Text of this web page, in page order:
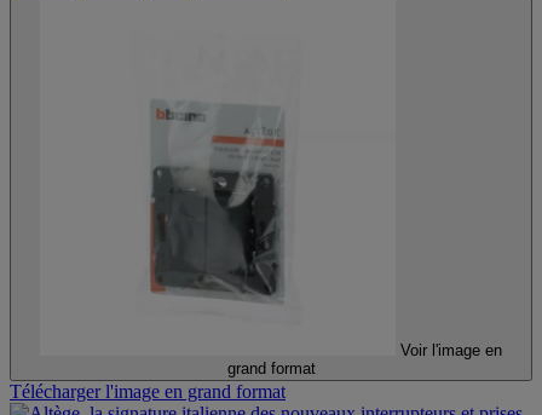
Voir l'image en
grand format
Télécharger l'image en grand format